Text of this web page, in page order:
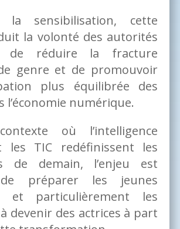
la sensibilisation, cette
la volonté des autorités
de réduire la fracture
genre et de promouvoir
plus équilibrée des
l’économie numérique.
où l’intelligence
les TIC redéfinissent les
de demain, l’enjeu est
de préparer les jeunes
et particulièrement les
devenir des actrices à part